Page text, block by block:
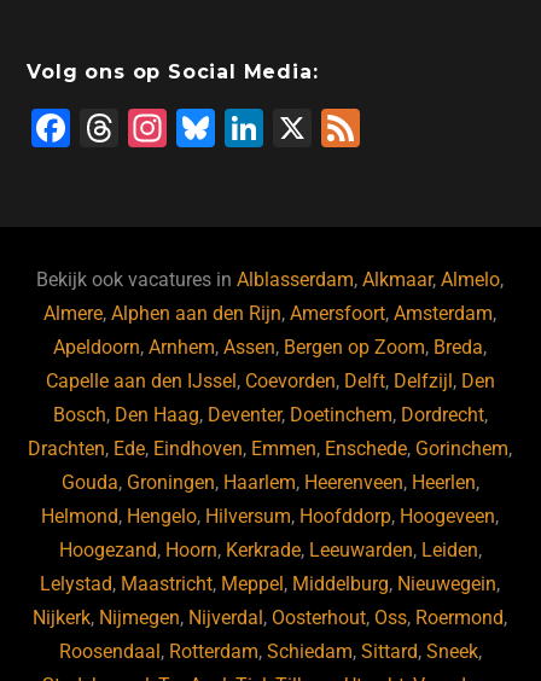
Volg ons op Social Media:
F
b
o
o
k
T
d
s
In
a
m
Bl
ky
Li
dI
n
X
Bekijk ook vacatures inAlblasserdam,Alkmaar,Almelo,
Almere,Alphen aan den Rijn,Amersfoort,Amsterdam,
Apeldoorn,Arnhem,Assen, Bergen op Zoom, Breda,
Capelle aan den IJssel, Coevorden, Delft, Delfzijl, Den
Bosch, Den Haag, Deventer, Doetinchem, Dordrecht,
Drachten, Ede, Eindhoven, Emmen, Enschede, Gorinchem,
Gouda, Groningen, Haarlem, Heerenveen, Heerlen,
Helmond, Hengelo, Hilversum, Hoofddorp, Hoogeveen,
Hoogezand, Hoorn, Kerkrade, Leeuwarden, Leiden,
Lelystad, Maastricht, Meppel, Middelburg, Nieuwegein,
Nijkerk, Nijmegen, Nijverdal, Oosterhout, Oss, Roermond,
Roosendaal, Rotterdam, Schiedam, Sittard, Sneek,